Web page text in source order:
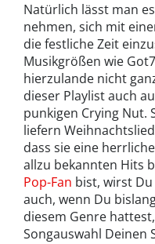
Natürlich lässt man
nehmen, sich mit
die festliche Zeit
Musikgrößen wie
hierzulande nicht
dieser Playlist auch
punkigen Crying Nut.
liefern
dass sie eine
allzu bekannten Hits
Pop-Fan bist, wirst
auch, wenn Du
diesem Genre
Songauswahl Deinen